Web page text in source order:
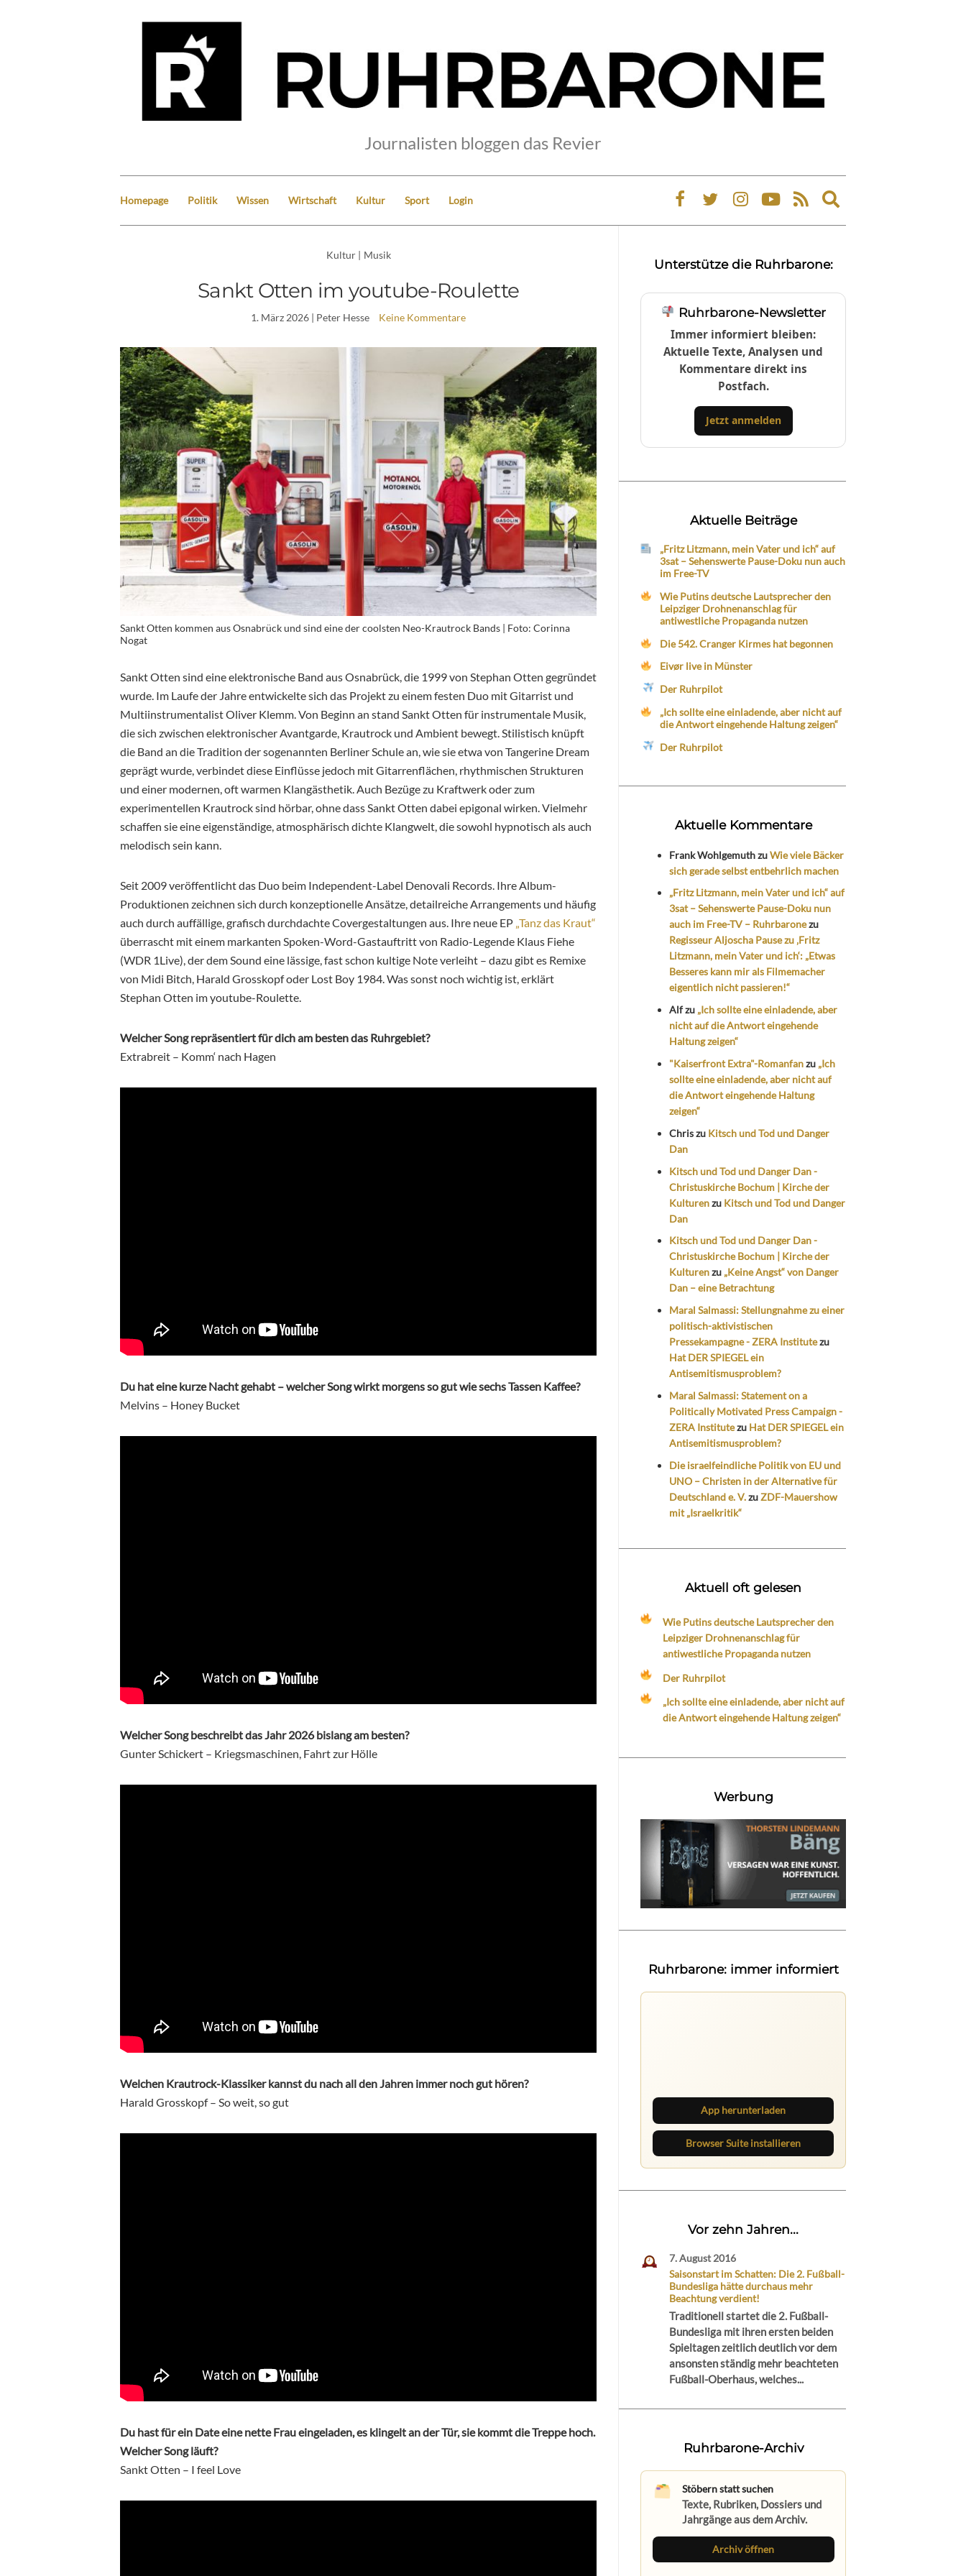
Journalisten bloggen das Revier
Homepage Politik Wissen Wirtschaft Kultur Sport Login
Expand
search
Kultur | Musik
Sankt Otten im youtube-Roulette
1. März 2026 | Peter Hesse Keine Kommentare
Sankt Otten kommen aus Osnabrück und sind eine der coolsten Neo-Krautrock Bands | Foto: Corinna
Nogat
Sankt Otten sind eine elektronische Band aus Osnabrück, die 1999 von Stephan Otten gegründet
wurde. Im Laufe der Jahre entwickelte sich das Projekt zu einem festen Duo mit Gitarrist und
Multiinstrumentalist Oliver Klemm. Von Beginn an stand Sankt Otten für instrumentale Musik,
die sich zwischen elektronischer Avantgarde, Krautrock und Ambient bewegt. Stilistisch knüpft
die Band an die Tradition der sogenannten Berliner Schule an, wie sie etwa von Tangerine Dream
geprägt wurde, verbindet diese Einflüsse jedoch mit Gitarrenflächen, rhythmischen Strukturen
und einer modernen, oft warmen Klangästhetik. Auch Bezüge zu Kraftwerk oder zum
experimentellen Krautrock sind hörbar, ohne dass Sankt Otten dabei epigonal wirken. Vielmehr
schaffen sie eine eigenständige, atmosphärisch dichte Klangwelt, die sowohl hypnotisch als auch
melodisch sein kann.
Seit 2009 veröffentlicht das Duo beim Independent-Label Denovali Records. Ihre Album-
Produktionen zeichnen sich durch konzeptionelle Ansätze, detailreiche Arrangements und häufig
auch durch auffällige, grafisch durchdachte Covergestaltungen aus. Ihre neue EP „Tanz das Kraut“
überrascht mit einem markanten Spoken-Word-Gastauftritt von Radio-Legende Klaus Fiehe
(WDR 1Live), der dem Sound eine lässige, fast schon kultige Note verleiht – dazu gibt es Remixe
von Midi Bitch, Harald Grosskopf oder Lost Boy 1984. Was sonst noch wichtig ist, erklärt
Stephan Otten im youtube-Roulette.
Welcher Song repräsentiert für dich am besten das Ruhrgebiet?
Extrabreit – Komm‘ nach Hagen
Du hat eine kurze Nacht gehabt – welcher Song wirkt morgens so gut wie sechs Tassen Kaffee?
Melvins – Honey Bucket
Welcher Song beschreibt das Jahr 2026 bislang am besten?
Gunter Schickert – Kriegsmaschinen, Fahrt zur Hölle
Welchen Krautrock-Klassiker kannst du nach all den Jahren immer noch gut hören?
Harald Grosskopf – So weit, so gut
Du hast für ein Date eine nette Frau eingeladen, es klingelt an der Tür, sie kommt die Treppe hoch.
Welcher Song läuft?
Sankt Otten – I feel Love
Unterstütze die Ruhrbarone:
Ruhrbarone-Newsletter
Immer informiert bleiben:
Aktuelle Texte, Analysen und
Kommentare direkt ins
Postfach.
Jetzt anmelden
Aktuelle Beiträge
„Fritz Litzmann, mein Vater und ich“ auf
3sat – Sehenswerte Pause-Doku nun auch
im Free-TV
Wie Putins deutsche Lautsprecher den
Leipziger Drohnenanschlag für
antiwestliche Propaganda nutzen
Die 542. Cranger Kirmes hat begonnen
Eivør live in Münster
Der Ruhrpilot
„Ich sollte eine einladende, aber nicht auf
die Antwort eingehende Haltung zeigen“
Der Ruhrpilot
Aktuelle Kommentare
Frank WohlgemuthzuWie viele Bäcker
sich gerade selbst entbehrlich machen
„Fritz Litzmann, mein Vater und ich“ auf
3sat – Sehenswerte Pause-Doku nun
auch im Free-TV – Ruhrbaronezu
Regisseur Aljoscha Pause zu ‚Fritz
Litzmann, mein Vater und ich‘: „Etwas
Besseres kann mir als Filmemacher
eigentlich nicht passieren!“
Alfzu „Ich sollte eine einladende, aber
nicht auf die Antwort eingehende
Haltung zeigen“
"Kaiserfront Extra"-Romanfanzu „Ich
sollte eine einladende, aber nicht auf
die Antwort eingehende Haltung
zeigen“
Chriszu Kitsch und Tod und Danger
Dan
Kitsch und Tod und Danger Dan -
Christuskirche Bochum | Kirche der
Kulturenzu Kitsch und Tod und Danger
Dan
Kitsch und Tod und Danger Dan -
Christuskirche Bochum | Kirche der
Kulturenzu „Keine Angst“ von Danger
Dan – eine Betrachtung
Maral Salmassi: Stellungnahme zu einer
politisch-aktivistischen
Pressekampagne - ZERA Institutezu
Hat DER SPIEGEL ein
Antisemitismusproblem?
Maral Salmassi: Statement on a
Politically Motivated Press Campaign -
ZERA Institutezu Hat DER SPIEGEL ein
Antisemitismusproblem?
Die israelfeindliche Politik von EU und
UNO – Christen in der Alternative für
Deutschland e. V.zuZDF-Mauershow
mit „Israelkritik“
Aktuell oft gelesen
Wie Putins deutsche Lautsprecher den
Leipziger Drohnenanschlag für
antiwestliche Propaganda nutzen
Der Ruhrpilot
„Ich sollte eine einladende, aber nicht auf
die Antwort eingehende Haltung zeigen“
Werbung
Ruhrbarone: immer informiert
App herunterladen
Browser Suite installieren
Vor zehn Jahren...
7. August 2016
Saisonstart im Schatten: Die 2. Fußball-
Bundesliga hätte durchaus mehr
Beachtung verdient!
Traditionell startet die 2. Fußball-
Bundesliga mit ihren ersten beiden
Spieltagen zeitlich deutlich vor dem
ansonsten ständig mehr beachteten
Fußball-Oberhaus, welches...
Ruhrbarone-Archiv
Stöbern statt suchen
Texte, Rubriken, Dossiers und
Jahrgänge aus dem Archiv.
Archiv öffnen